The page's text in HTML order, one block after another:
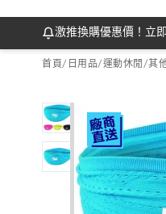
激推換購優惠價！立
首頁/ 日用品/運動休閒 /其